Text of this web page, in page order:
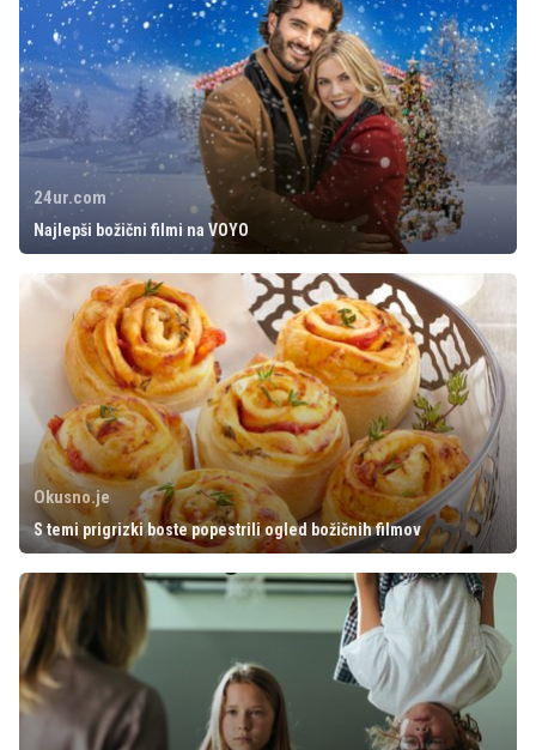
24ur.com
Najlepši božični filmi na VOYO
Okusno.je
S temi prigrizki boste popestrili ogled božičnih filmov